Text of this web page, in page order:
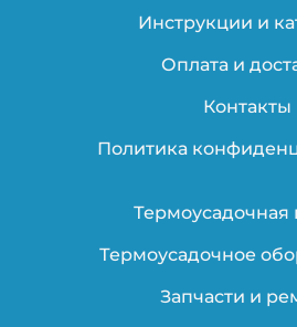
Инструкции и
Оплата и
Контакты
Политика
Термоусадочная
Термоусадочное
Запчасти и